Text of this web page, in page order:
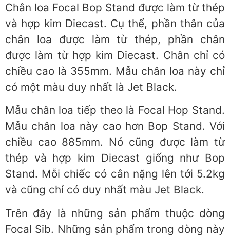
Chân loa Focal Bop Stand được làm từ thép
và hợp kim Diecast. Cụ thể, phần thân của
chân loa được làm từ thép, phần chân
được làm từ hợp kim Diecast. Chân chỉ có
chiều cao là 355mm. Mẫu chân loa này chỉ
có một màu duy nhất là Jet Black.
Mẫu chân loa tiếp theo là Focal Hop Stand.
Mẫu chân loa này cao hơn Bop Stand. Với
chiều cao 885mm. Nó cũng được làm từ
thép và hợp kim Diecast giống như Bop
Stand. Mỗi chiếc có cân nặng lên tới 5.2kg
và cũng chỉ có duy nhất màu Jet Black.
Trên đây là những sản phẩm thuộc dòng
Focal Sib. Những sản phẩm trong dòng này